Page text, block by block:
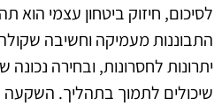
לסיכום, חיזוק ביטחון עצמי הוא
התבוננות מעמיקה וחשיבה שקולה.
יתרונות לחסרונות, ובחירה
שיכולים לתמוך בתהליך. השקעה